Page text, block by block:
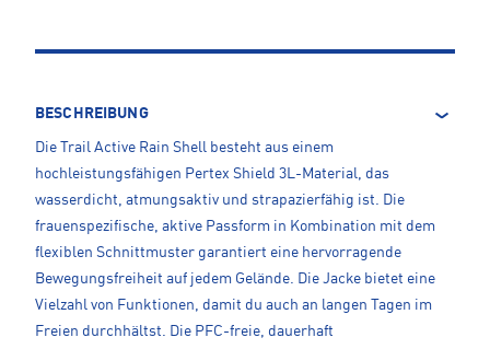
BESCHREIBUNG
Die Trail Active Rain Shell besteht aus einem
hochleistungsfähigen Pertex Shield 3L-Material, das
wasserdicht, atmungsaktiv und strapazierfähig ist. Die
frauenspezifische, aktive Passform in Kombination mit dem
flexiblen Schnittmuster garantiert eine hervorragende
Bewegungsfreiheit auf jedem Gelände. Die Jacke bietet eine
Vielzahl von Funktionen, damit du auch an langen Tagen im
Freien durchhältst. Die PFC-freie, dauerhaft